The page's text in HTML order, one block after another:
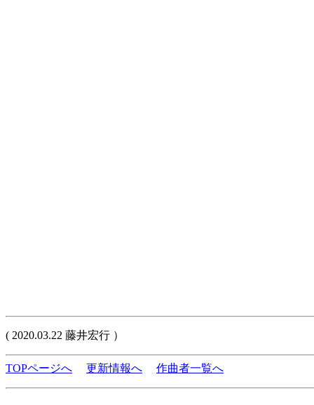
( 2020.03.22 藤井宏行 ）
TOPページへ 更新情報へ 作曲者一覧へ